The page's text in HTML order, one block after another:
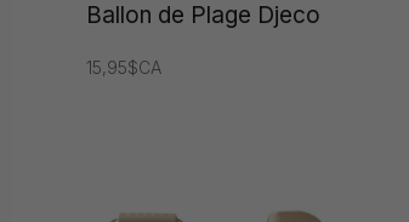
Ballon de Plage Djeco
15,95$CA